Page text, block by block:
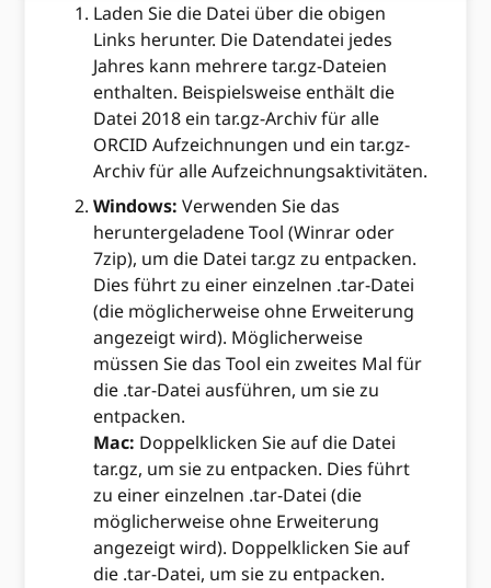
Laden Sie die Datei über die obigen
Links herunter. Die Datendatei jedes
Jahres kann mehrere tar.gz-Dateien
enthalten. Beispielsweise enthält die
Datei 2018 ein tar.gz-Archiv für alle
ORCID Aufzeichnungen und ein tar.gz-
Archiv für alle Aufzeichnungsaktivitäten.
Windows: Verwenden Sie das
heruntergeladene Tool (Winrar oder
7zip), um die Datei tar.gz zu entpacken.
Dies führt zu einer einzelnen .tar-Datei
(die möglicherweise ohne Erweiterung
angezeigt wird). Möglicherweise
müssen Sie das Tool ein zweites Mal für
die .tar-Datei ausführen, um sie zu
entpacken.
Mac: Doppelklicken Sie auf die Datei
tar.gz, um sie zu entpacken. Dies führt
zu einer einzelnen .tar-Datei (die
möglicherweise ohne Erweiterung
angezeigt wird). Doppelklicken Sie auf
die .tar-Datei, um sie zu entpacken.